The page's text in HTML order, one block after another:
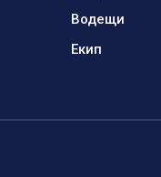
Водещи
Екип